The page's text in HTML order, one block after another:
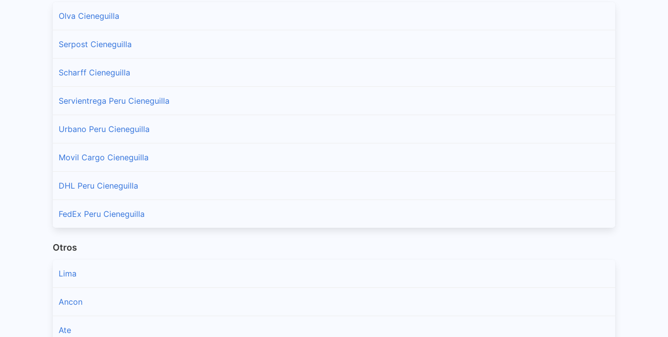
Olva Cieneguilla
Serpost Cieneguilla
Scharff Cieneguilla
Servientrega Peru Cieneguilla
Urbano Peru Cieneguilla
Movil Cargo Cieneguilla
DHL Peru Cieneguilla
FedEx Peru Cieneguilla
Otros
Lima
Ancon
Ate